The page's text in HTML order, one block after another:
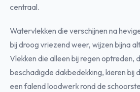
centraal.
Watervlekken die verschijnen na
bij droog vriezend weer, wijzen bijna
Vlekken die alleen bij regen optreden,
beschadigde dakbedekking, kieren bij
een falend loodwerk rond de